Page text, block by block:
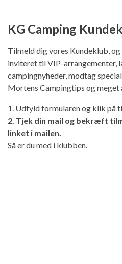
KG Camping
Tilmeld dig vores Kundeklub,
inviteret til VIP-arrangementer,
campingnyheder, modtag
Mortens Campingtips og meget
1. Udfyld formularen og klik på
2. Tjek din mail og bekræft
linket i mailen.
Så er du med i klubben.